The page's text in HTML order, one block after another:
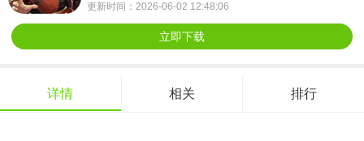
更新时间：2026-06-02 12:48:06
立即下载
详情 相关 排行